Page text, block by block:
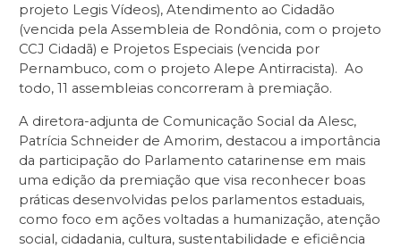
projeto Legis Vídeos), Atendimento ao Cidadão
(vencida pela Assembleia de Rondônia, com o projeto
CCJ Cidadã) e Projetos Especiais (vencida por
Pernambuco, com o projeto Alepe Antirracista). Ao
todo, 11 assembleias concorreram à premiação.
A diretora-adjunta de Comunicação Social da Alesc,
Patrícia Schneider de Amorim, destacou a importância
da participação do Parlamento catarinense em mais
uma edição da premiação que visa reconhecer boas
práticas desenvolvidas pelos parlamentos estaduais,
como foco em ações voltadas a humanização, atenção
social, cidadania, cultura, sustentabilidade e eficiência